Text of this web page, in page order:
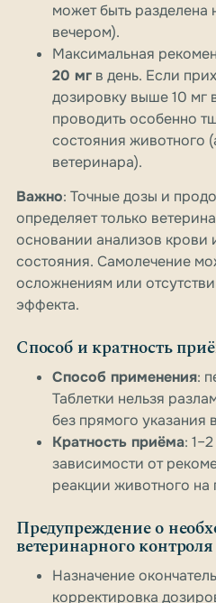
может быть разделена
вечером).
Максимальная
20 мг в день. Если
дозировку выше 10 мг
проводить особенно
состояния животного
ветеринара).
Важно: Точные дозы и
определяет только
основании анализов крови
состояния. Самолечение
осложнениям или
эффекта.
Способ и кратность
Способ применения:
Таблетки нельзя
без прямого указания
Кратность приёма:
зависимости от
реакции животного на
Предупреждение о
ветеринарного контроля
Назначение
корректировка